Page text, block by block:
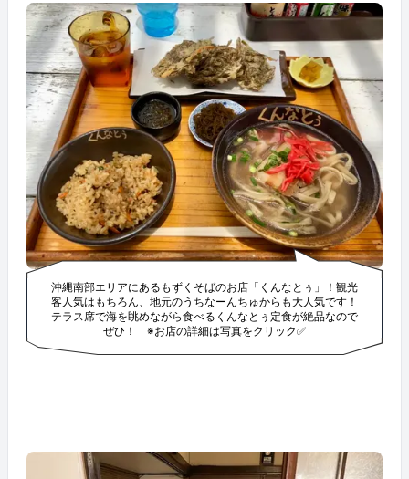
沖縄南部エリアにあるもずくそばのお店「くんなとぅ」！観光
客人気はもちろん、地元のうちなーんちゅからも大人気です！
テラス席で海を眺めながら食べるくんなとぅ定食が絶品なので
ぜひ！ ※お店の詳細は写真をクリック✅